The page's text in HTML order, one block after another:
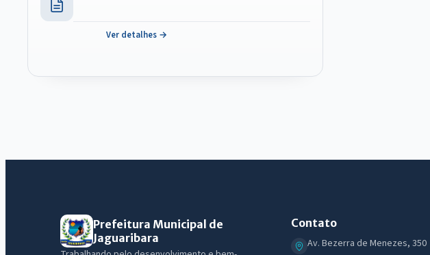
Ver detalhes →
Prefeitura Municipal de
Jaguaribara
Contato
Av. Bezerra de Menezes, 350